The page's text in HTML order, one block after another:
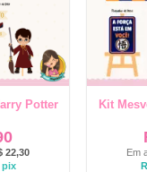
Potter
22,30
pix
Kit
Em